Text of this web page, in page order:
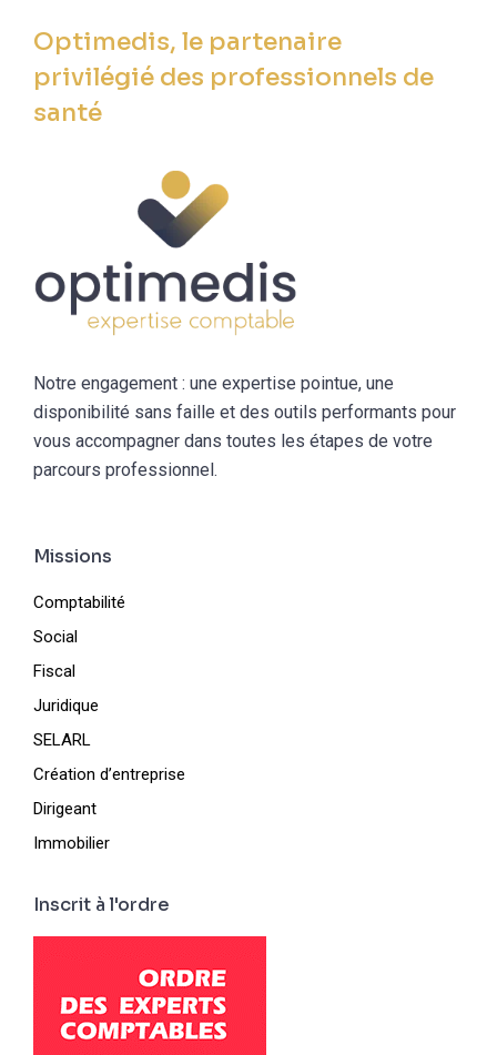
Optimedis, le partenaire
privilégié des professionnels de
santé
Notre engagement : une expertise pointue, une
disponibilité sans faille et des outils performants pour
vous accompagner dans toutes les étapes de votre
parcours professionnel.
Missions
Comptabilité
Social
Fiscal
Juridique
SELARL
Création d’entreprise
Dirigeant
Immobilier
Inscrit à l'ordre